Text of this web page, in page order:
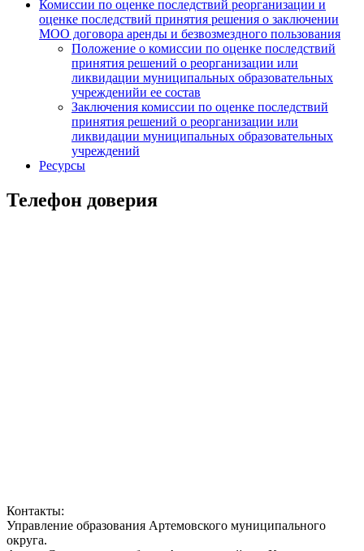
Комиссии по оценке последствий реорганизации и
оценке последствий принятия решения о заключении
МОО договора аренды и безвозмездного пользования
Положение о комиссии по оценке последствий
принятия решений о реорганизации или
ликвидации муниципальных образовательных
учрежденийи ее состав
Заключения комиссии по оценке последствий
принятия решений о реорганизации или
ликвидации муниципальных образовательных
учреждений
Ресурсы
Телефон доверия
Контакты:
Управление образования Артемовского муниципального
округа.